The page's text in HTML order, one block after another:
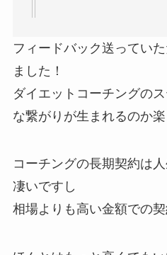
フィードバック送ってい
ました！
ダイエットコーチングの
な繋がりが生まれるのか楽
コーチングの長期契約は
凄いですし
相場よりも高い金額での契